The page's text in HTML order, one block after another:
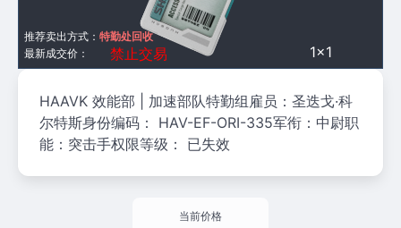
1×1
最新成交价： 禁止交易
推荐卖出方式： 特勤处回收
HAAVK 效能部 | 加速部队特勤组雇员：圣迭戈·科
尔特斯身份编码： HAV-EF-ORI-335军衔：中尉职
能：突击手权限等级： 已失效
当前价格